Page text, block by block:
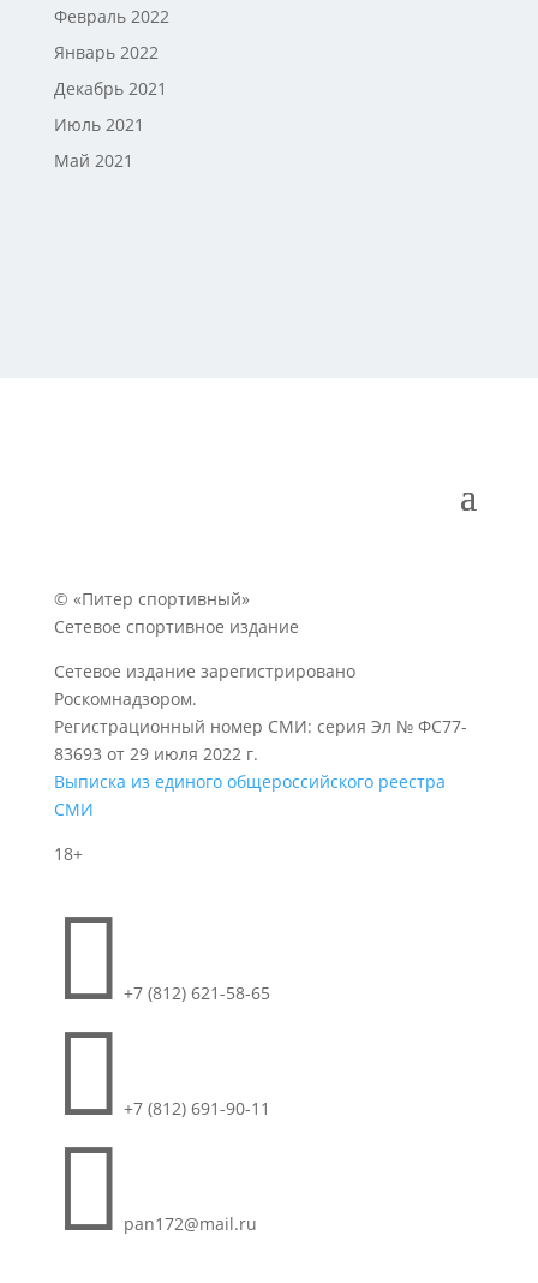
Февраль 2022
Январь 2022
Декабрь 2021
Июль 2021
Май 2021
© «Питер спортивный»
Сетевое спортивное издание
Сетевое издание зарегистрировано
Роскомнадзором.
Регистрационный номер СМИ: серия Эл № ФС77-
83693 от 29 июля 2022 г.
Выписка из единого общероссийского реестра
СМИ
18+
 +7 (812) 621-58-65
 +7 (812) 691-90-11
 pan172@mail.ru